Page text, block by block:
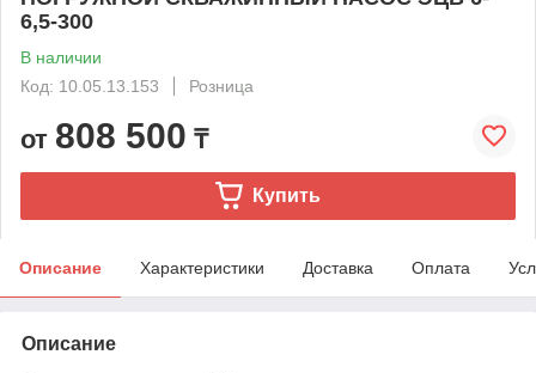
6,5-300
В наличии
Код: 10.05.13.153
Розница
от 808 500 ₸
Купить
Описание Характеристики Доставка Оплата
Описание